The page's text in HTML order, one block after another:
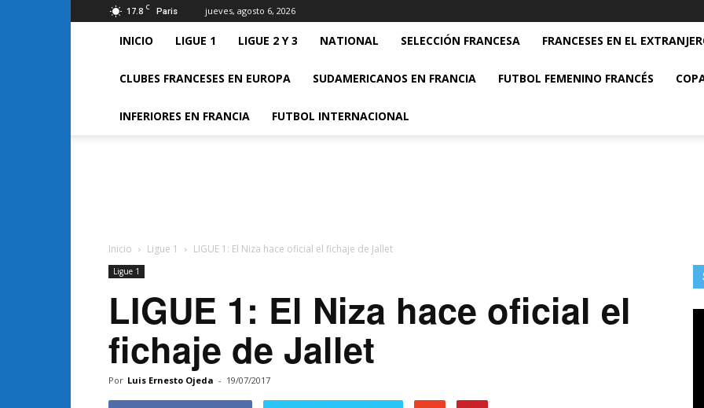
17.8 C Paris jueves, agosto 6, 2026
INICIO LIGUE 1 LIGUE 2 Y 3 NATIONAL SELECCIÓN FRANCESA FRANCESES EN EL
CLUBES FRANCESES EN EUROPA SUDAMERICANOS EN FRANCIA FUTBOL FEMENINO FRANCÉS
INFERIORES EN FRANCIA FUTBOL INTERNACIONAL
Inicio Ligue 1 LIGUE 1: El Niza hace oficial el fichaje de Jallet
Ligue 1
LIGUE 1: El Niza hace oficial el
fichaje de Jallet
Por Luis Ernesto Ojeda - 19/07/2017